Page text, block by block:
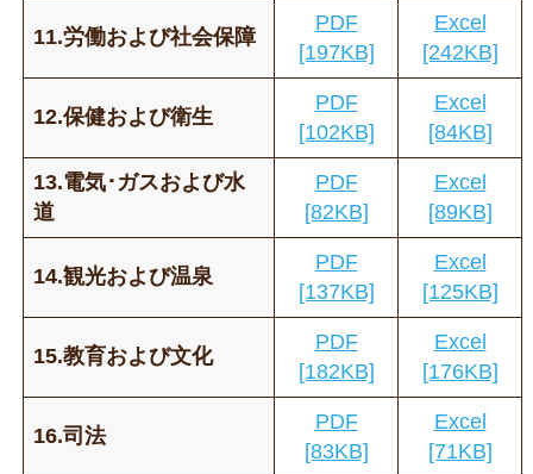
11.労働および社会保障
PDF
[197KB]
Excel
[242KB]
12.保健および衛生
PDF
[102KB]
Excel
[84KB]
13.電気･ガスおよび水
道
PDF
[82KB]
Excel
[89KB]
14.観光および温泉
PDF
[137KB]
Excel
[125KB]
15.教育および文化
PDF
[182KB]
Excel
[176KB]
16.司法
PDF
[83KB]
Excel
[71KB]